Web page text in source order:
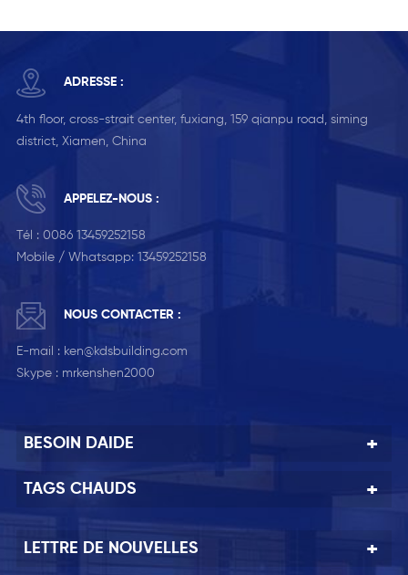
ADRESSE :
4th floor, cross-strait center, fuxiang, 159 qianpu road, siming
district, Xiamen, China
APPELEZ-NOUS :
Tél : 0086 13459252158
Mobile / Whatsapp: 13459252158
NOUS CONTACTER :
E-mail : ken@kdsbuilding.com
Skype : mrkenshen2000
BESOIN DAIDE
TAGS CHAUDS
LETTRE DE NOUVELLES